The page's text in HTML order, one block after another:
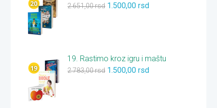
2.651,00rsd 1.500,00rsd
19. Rastimo kroz igru i maštu
2.783,00rsd 1.500,00rsd